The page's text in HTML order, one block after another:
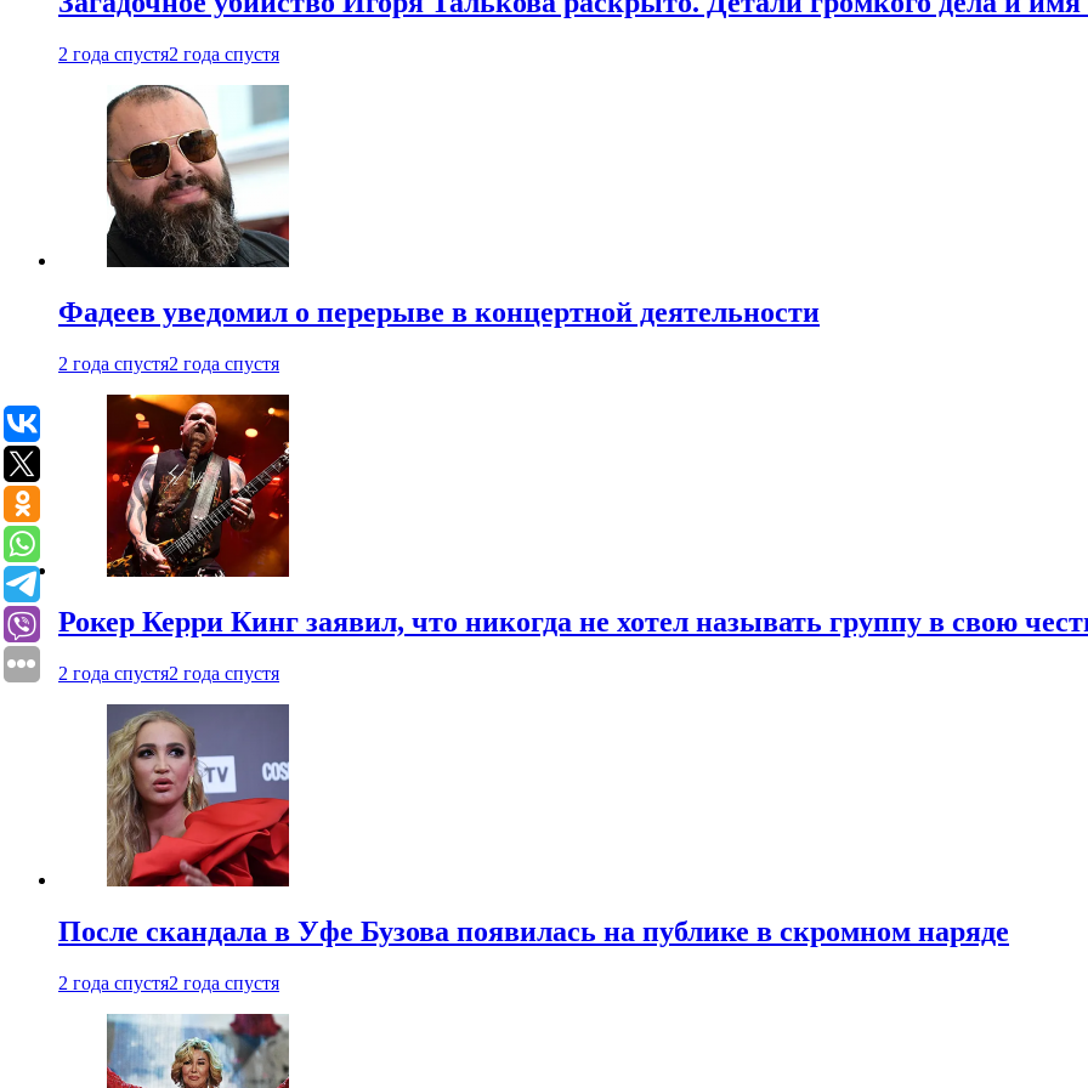
2 года спустя2 года спустя
Фадеев уведомил о перерыве в концертной деятельности
2 года спустя2 года спустя
Рокер Керри Кинг заявил, что никогда не хотел называть группу в свою
2 года спустя2 года спустя
После скандала в Уфе Бузова появилась на публике в скромном наряде
2 года спустя2 года спустя